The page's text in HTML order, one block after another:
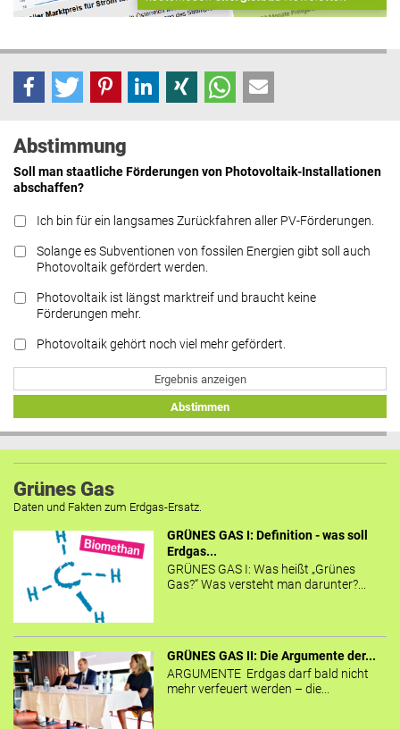
Abstimmung
Soll man staatliche Förderungen von Photovoltaik-Installationen
abschaffen?
Ich bin für ein langsames Zurückfahren aller PV-Förderungen.
Solange es Subventionen von fossilen Energien gibt soll auch
Photovoltaik gefördert werden.
Photovoltaik ist längst marktreif und braucht keine
Förderungen mehr.
Photovoltaik gehört noch viel mehr gefördert.
Ergebnis anzeigen
Abstimmen
Grünes Gas
Daten und Fakten zum Erdgas-Ersatz.
GRÜNES GAS I: Definition - was soll
Erdgas...
GRÜNES GAS I: Was heißt „Grünes
Gas?“ Was versteht man darunter?...
GRÜNES GAS II: Die Argumente der...
ARGUMENTE Erdgas darf bald nicht
mehr verfeuert werden – die...